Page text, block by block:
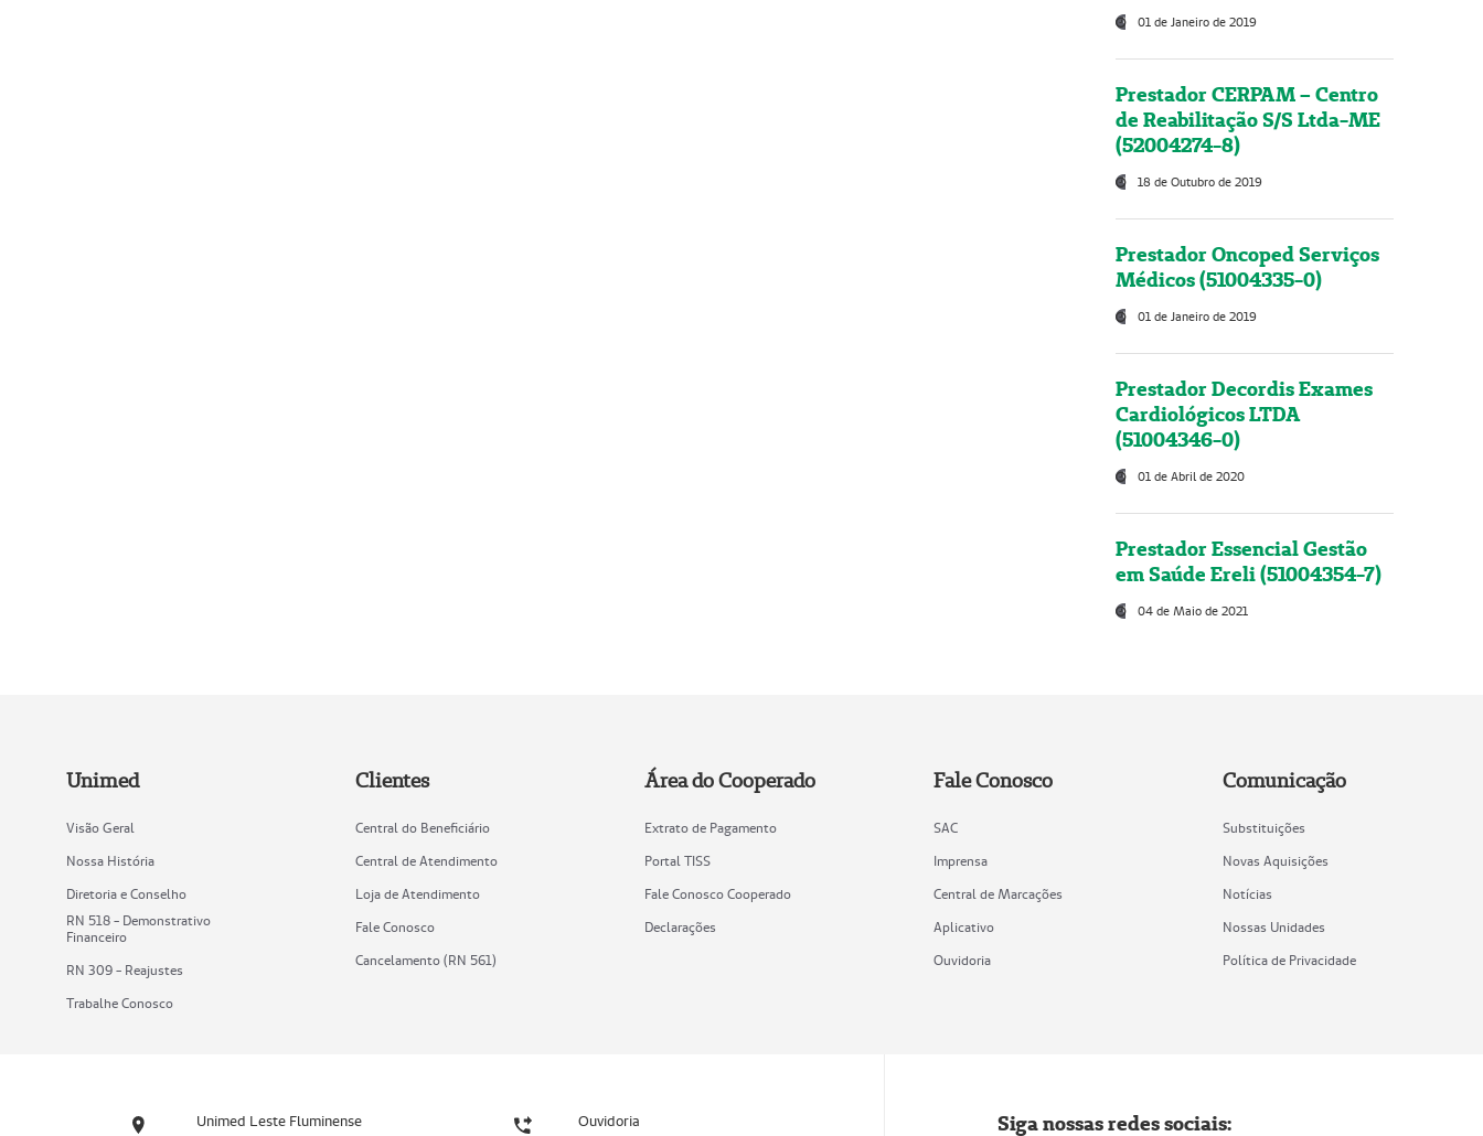
01 de Janeiro de 2019
Prestador CERPAM – Centro
de Reabilitação S/S Ltda-ME
(52004274-8)
18 de Outubro de 2019
Prestador Oncoped Serviços
Médicos (51004335-0)
01 de Janeiro de 2019
Prestador Decordis Exames
Cardiológicos LTDA
(51004346-0)
01 de Abril de 2020
Prestador Essencial Gestão
em Saúde Ereli (51004354-7)
04 de Maio de 2021
Unimed
Visão Geral
Nossa História
Diretoria e Conselho
RN 518 - Demonstrativo
Financeiro
RN 309 - Reajustes
Trabalhe Conosco
Clientes
Central do Beneficiário
Central de Atendimento
Loja de Atendimento
Fale Conosco
Cancelamento (RN 561)
Área do Cooperado
Extrato de Pagamento
Portal TISS
Fale Conosco Cooperado
Declarações
Fale Conosco
SAC
Imprensa
Central de Marcações
Aplicativo
Ouvidoria
Comunicação
Substituições
Novas Aquisições
Notícias
Nossas Unidades
Política de Privacidade
Unimed Leste Fluminense Ouvidoria Siga nossas redes sociais: